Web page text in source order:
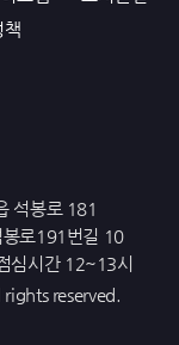
책
석봉로 181
로191번길 10
심시간 12~13시
reserved.